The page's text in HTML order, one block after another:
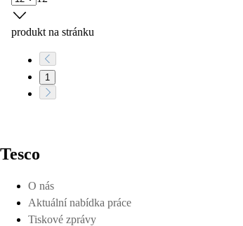
produkt na stránku
1
Tesco
O nás
Aktuální nabídka práce
Tiskové zprávy